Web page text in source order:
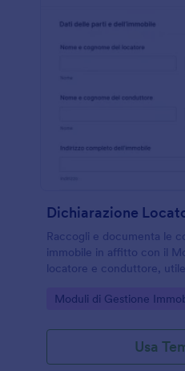
Dichiarazione
Raccogli e documenta le
immobile in affitto con il
locatore e conduttore,
condivisibile.
Go to Category:
Moduli di Gestione
Usa